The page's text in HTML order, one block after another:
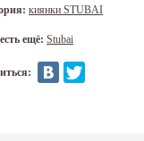
киянки STUBAI
ещё: Stubai